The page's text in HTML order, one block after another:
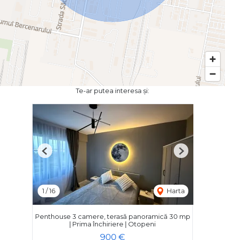
Te-ar putea interesa și:
1 /16 Harta
Previous Next
Penthouse 3 camere, terasă panoramică 30 mp
| Prima închiriere | Otopeni
900 €